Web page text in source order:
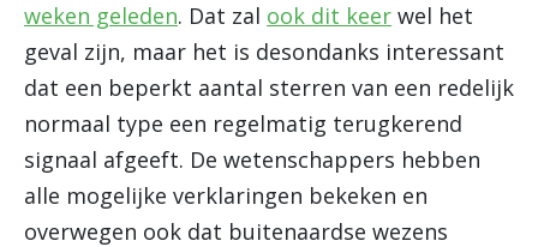
weken geleden. Dat zal ook dit keer wel het
geval zijn, maar het is desondanks interessant
dat een beperkt aantal sterren van een redelijk
normaal type een regelmatig terugkerend
signaal afgeeft. De wetenschappers hebben
alle mogelijke verklaringen bekeken en
overwegen ook dat buitenaardse wezens